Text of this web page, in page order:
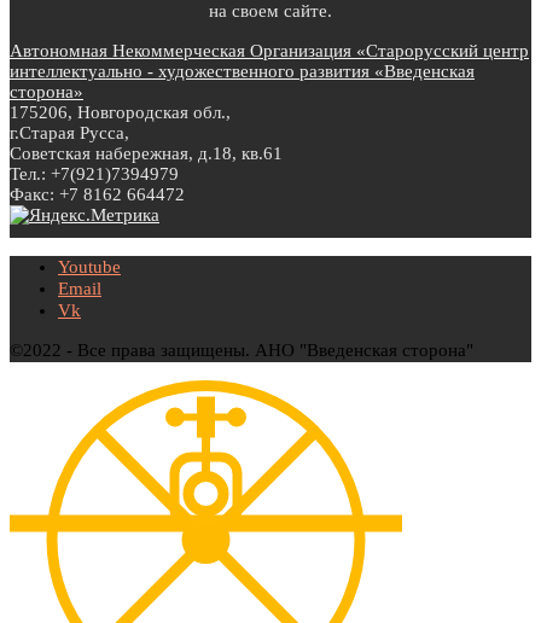
на своем сайте.
Автономная Некоммерческая Организация «Старорусский центр
интеллектуально - художественного развития «Введенская
сторона»
175206, Новгородская обл.,
г.Старая Русса,
Советская набережная, д.18, кв.61
Тел.: +7(921)7394979
Факс: +7 8162 664472
Youtube
Email
Vk
©2022 - Все права защищены. АНО "Введенская сторона"